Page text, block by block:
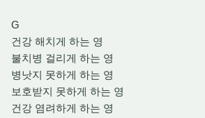
G
건강 해치게 하는 영
불치병 걸리게 하는 영
병낫지 못하게 하는 영
보호받지 못하게 하는 영
건강 염려하게 하는 영